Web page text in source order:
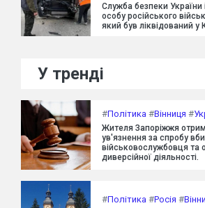
Служба безпеки України
особу російського
який був ліквідований у
У тренді
#Політика #Вінниця #
Жителя Запоріжжя
ув'язнення за спробу
військовослужбовця та
диверсійної діяльності.
#Політика #Росія #